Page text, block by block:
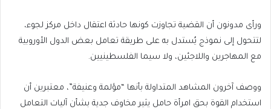
ورأى مدونون أن القضية تجاوزت كونها حادثة اعتقال داخل مركز لجوء،
لتتحول إلى نموذج يُستدل به على طريقة تعامل بعض الدول الأوروبية
مع المهاجرين واللاجئين، ولا سيما الفلسطينيين.
ووصف آخرون المشاهد المتداولة بأنها “مؤلمة وعنيفة”، معتبرين أن
استخدام القوة بحق امرأة حامل يثير مخاوف جدية بشأن آليات التعامل